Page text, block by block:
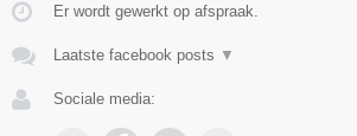
Er wordt gewerkt op afspraak.
Laatste facebook posts ▼
Sociale media: